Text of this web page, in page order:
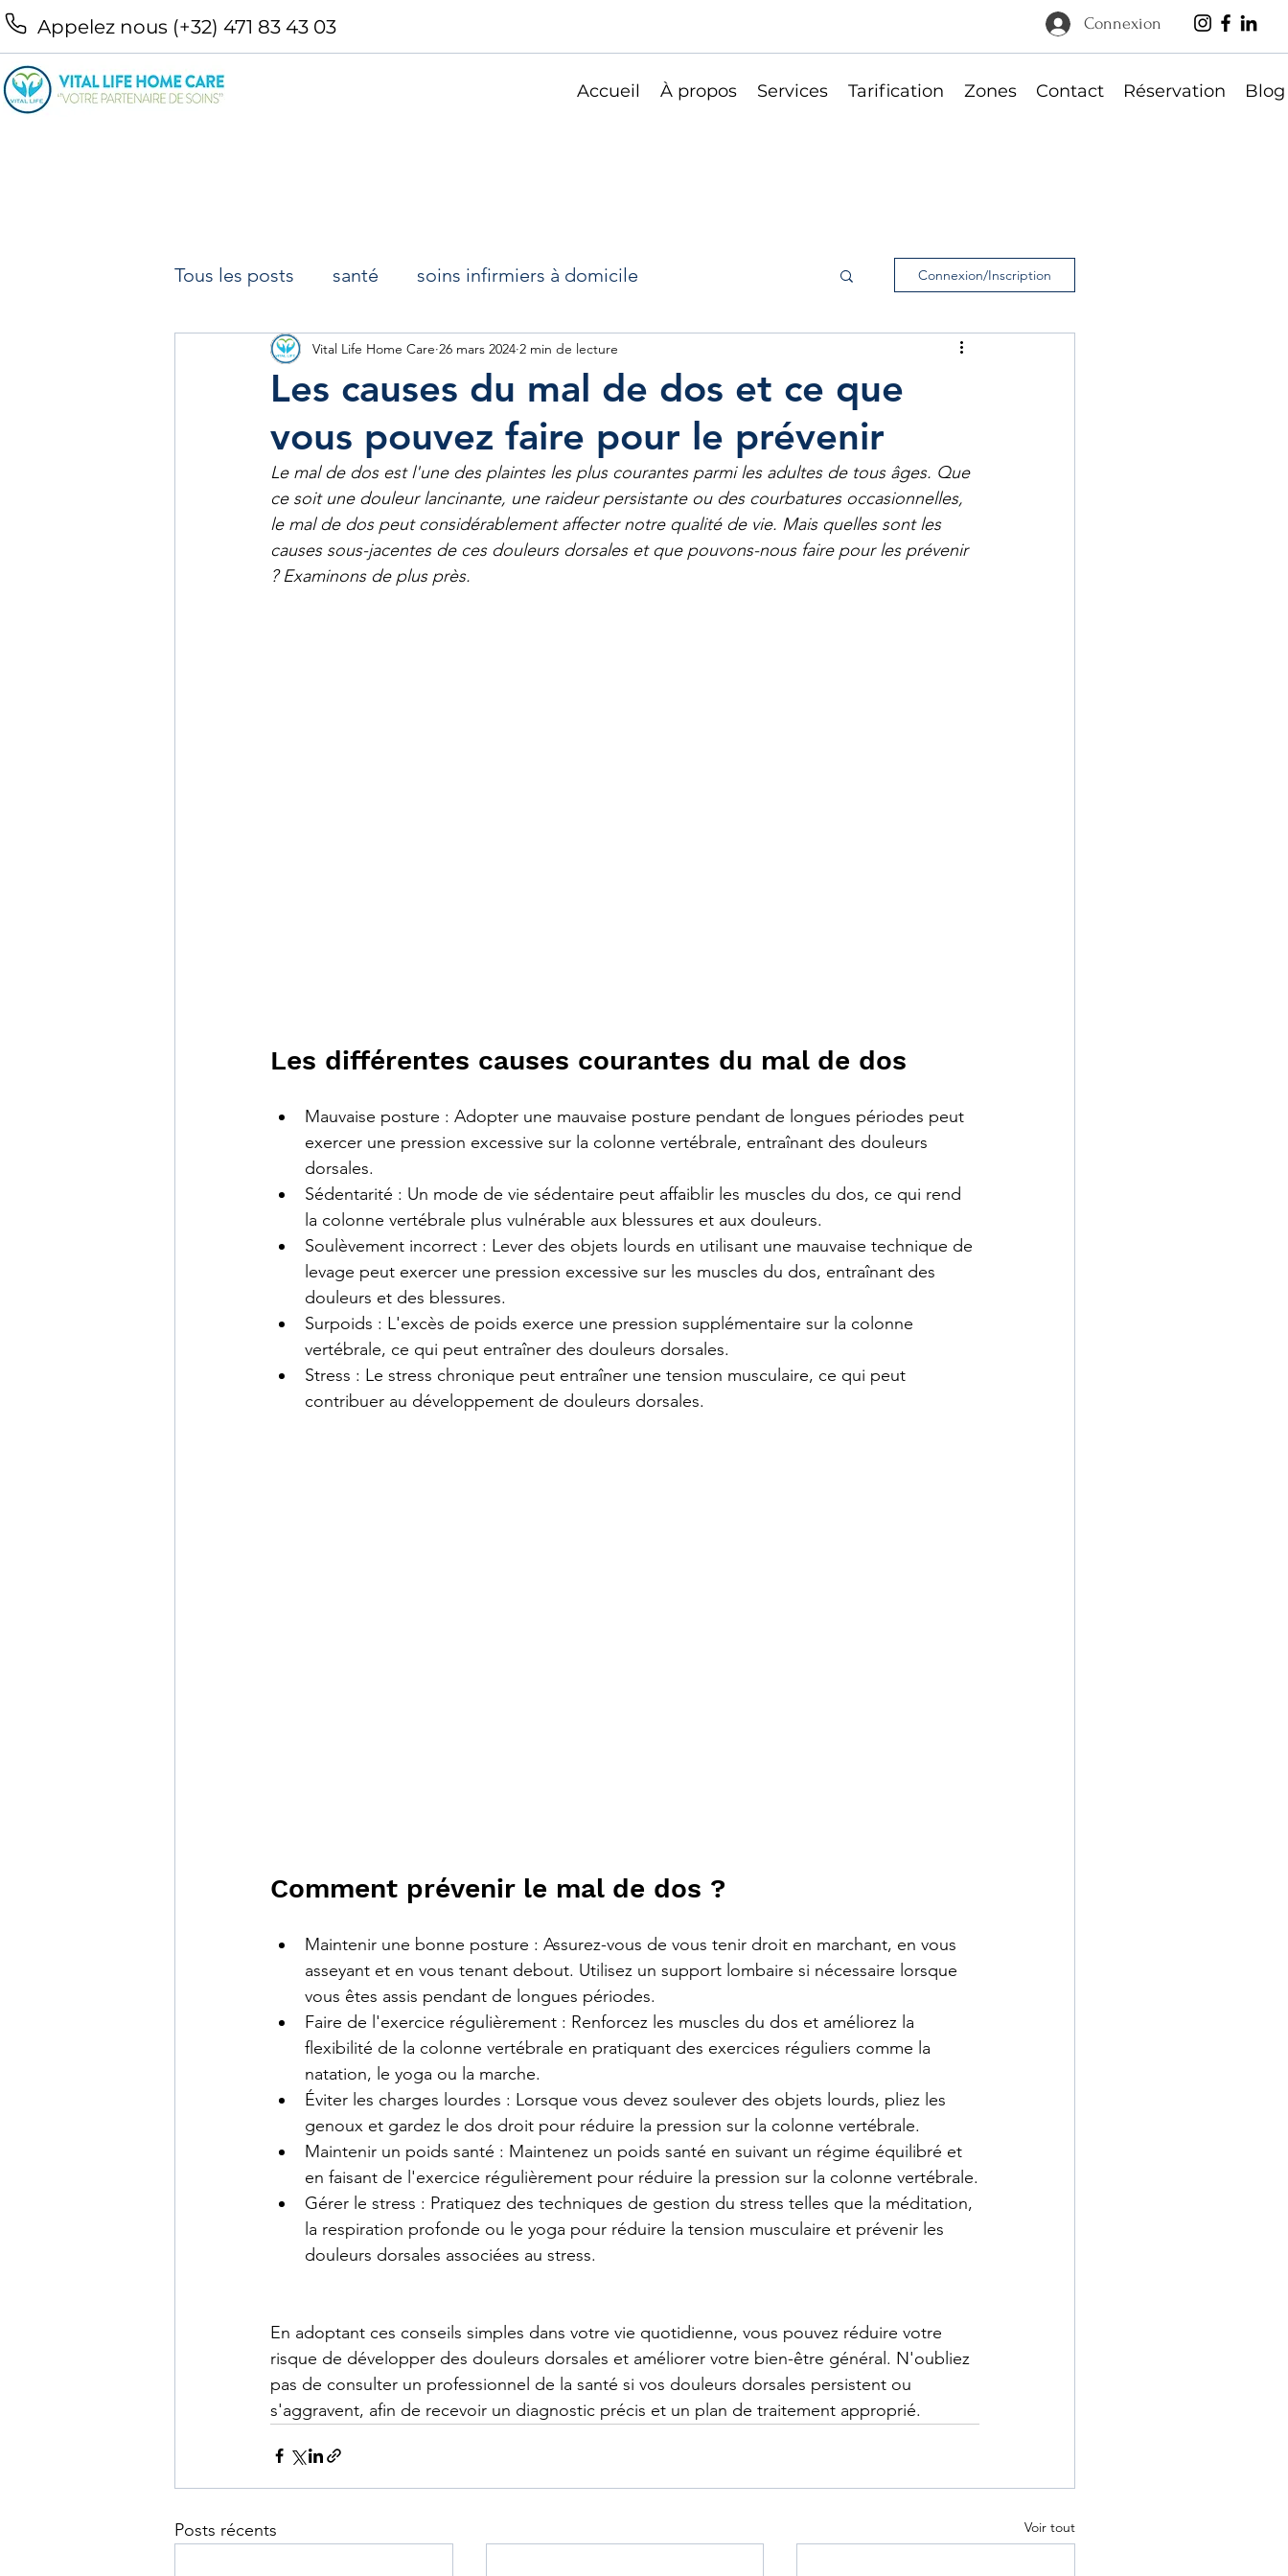
Appelez nous (+32) 471 83 43 03 Connexion
Accueil À propos Services Tarification Zones Contact Réservation Blog
Tous les posts santé soins infirmiers à domicile
infirmiers à domicile Bruxelles sport et santé
Infirmiers à domicile Soins infirmiers domicile bruxelles
Soins à domicile Bruxelles Octobre rose Soins diabétiques
Alimentation
Connexion/Inscription
Les causes du mal de dos et ce que
vous pouvez faire pour le prévenir
Vital Life Home Care 26 mars 2024 2 min de lecture
Le mal de dos est l'une des plaintes les plus courantes parmi les adultes de tous âges. Que
ce soit une douleur lancinante, une raideur persistante ou des courbatures occasionnelles,
le mal de dos peut considérablement affecter notre qualité de vie. Mais quelles sont les
causes sous-jacentes de ces douleurs dorsales et que pouvons-nous faire pour les prévenir
? Examinons de plus près.
Les différentes causes courantes du mal de dos
Mauvaise posture : Adopter une mauvaise posture pendant de longues périodes peut
exercer une pression excessive sur la colonne vertébrale, entraînant des douleurs
dorsales.
Sédentarité : Un mode de vie sédentaire peut affaiblir les muscles du dos, ce qui rend
la colonne vertébrale plus vulnérable aux blessures et aux douleurs.
Soulèvement incorrect : Lever des objets lourds en utilisant une mauvaise technique de
levage peut exercer une pression excessive sur les muscles du dos, entraînant des
douleurs et des blessures.
Surpoids : L'excès de poids exerce une pression supplémentaire sur la colonne
vertébrale, ce qui peut entraîner des douleurs dorsales.
Stress : Le stress chronique peut entraîner une tension musculaire, ce qui peut
contribuer au développement de douleurs dorsales.
Comment prévenir le mal de dos ?
Maintenir une bonne posture : Assurez-vous de vous tenir droit en marchant, en vous
asseyant et en vous tenant debout. Utilisez un support lombaire si nécessaire lorsque
vous êtes assis pendant de longues périodes.
Faire de l'exercice régulièrement : Renforcez les muscles du dos et améliorez la
flexibilité de la colonne vertébrale en pratiquant des exercices réguliers comme la
natation, le yoga ou la marche.
Éviter les charges lourdes : Lorsque vous devez soulever des objets lourds, pliez les
genoux et gardez le dos droit pour réduire la pression sur la colonne vertébrale.
Maintenir un poids santé : Maintenez un poids santé en suivant un régime équilibré et
en faisant de l'exercice régulièrement pour réduire la pression sur la colonne vertébrale.
Gérer le stress : Pratiquez des techniques de gestion du stress telles que la méditation,
la respiration profonde ou le yoga pour réduire la tension musculaire et prévenir les
douleurs dorsales associées au stress.
En adoptant ces conseils simples dans votre vie quotidienne, vous pouvez réduire votre
risque de développer des douleurs dorsales et améliorer votre bien-être général. N'oubliez
pas de consulter un professionnel de la santé si vos douleurs dorsales persistent ou
s'aggravent, afin de recevoir un diagnostic précis et un plan de traitement approprié.
Posts récents Voir tout